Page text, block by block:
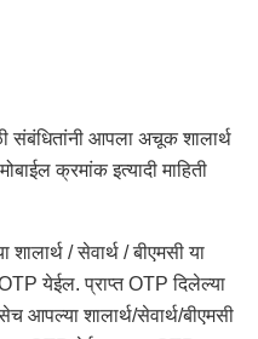
संबंधितांनी आपला अचूक शालार्थ
क्रमांक इत्यादी माहिती
/ सेवार्थ / बीएमसी या
येईल. प्राप्त OTP दिलेल्या
आपल्या शालार्थ/सेवार्थ/बीएमसी